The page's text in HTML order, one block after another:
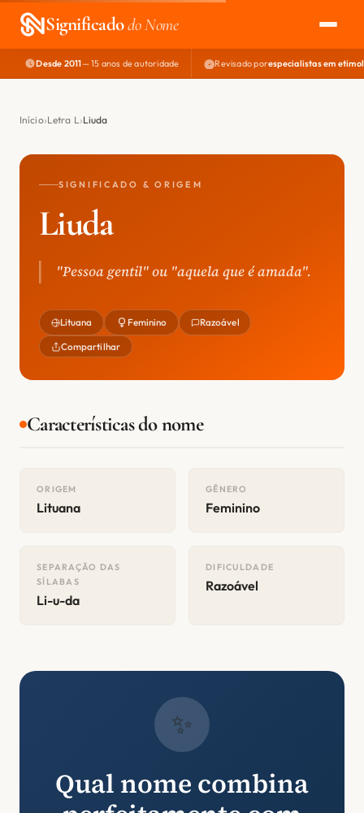
Significadodo Nome
EXPLORAR
NOME PERFEITO
Desde 2011— 15 anos de autoridade Revisado porespecialistas em
Início Letra L Liuda
SIGNIFICADO & ORIGEM
Liuda
"Pessoa gentil" ou "aquela que é amada".
Lituana Feminino Razoável
Compartilhar
Características do nome
ORIGEM
Lituana
GÊNERO
Feminino
SEPARAÇÃO DAS
SÍLABAS
Li-u-da
DIFICULDADE
Razoável
✨
Qual nome combina